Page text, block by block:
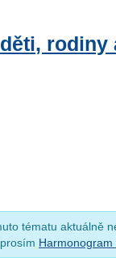
rodiny
tématu aktuálně
Harmonogram